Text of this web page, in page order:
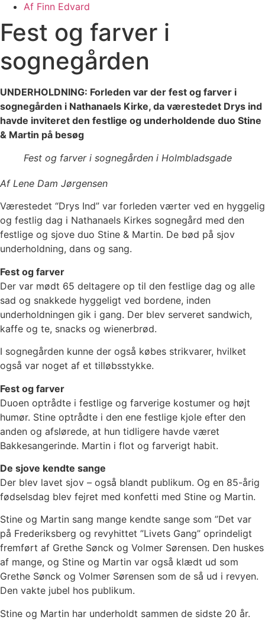
Af Finn Edvard
Fest og farver i
sognegården
UNDERHOLDNING: Forleden var der fest og farver i
sognegården i Nathanaels Kirke, da værestedet Drys ind
havde inviteret den festlige og underholdende duo Stine
& Martin på besøg
Fest og farver i sognegården i Holmbladsgade
Af Lene Dam Jørgensen
Værestedet “Drys Ind” var forleden værter ved en hyggelig
og festlig dag i Nathanaels Kirkes sognegård med den
festlige og sjove duo Stine & Martin. De bød på sjov
underholdning, dans og sang.
Fest og farver
Der var mødt 65 deltagere op til den festlige dag og alle
sad og snakkede hyggeligt ved bordene, inden
underholdningen gik i gang. Der blev serveret sandwich,
kaffe og te, snacks og wienerbrød.
I sognegården kunne der også købes strikvarer, hvilket
også var noget af et tilløbsstykke.
Fest og farver
Duoen optrådte i festlige og farverige kostumer og højt
humør. Stine optrådte i den ene festlige kjole efter den
anden og afslørede, at hun tidligere havde været
Bakkesangerinde. Martin i flot og farverigt habit.
De sjove kendte sange
Der blev lavet sjov – også blandt publikum. Og en 85-årig
fødselsdag blev fejret med konfetti med Stine og Martin.
Stine og Martin sang mange kendte sange som ”Det var
på Frederiksberg og revyhittet ”Livets Gang” oprindeligt
fremført af Grethe Sønck og Volmer Sørensen. Den huskes
af mange, og Stine og Martin var også klædt ud som
Grethe Sønck og Volmer Sørensen som de så ud i revyen.
Den vakte jubel hos publikum.
Stine og Martin har underholdt sammen de sidste 20 år.